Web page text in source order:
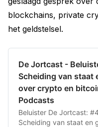
blockchains, private
het geldstelsel.
De Jortcast -
Scheiding van staat
over crypto en
Podcasts
Beluister De Jortcast:
Scheiding van staat en